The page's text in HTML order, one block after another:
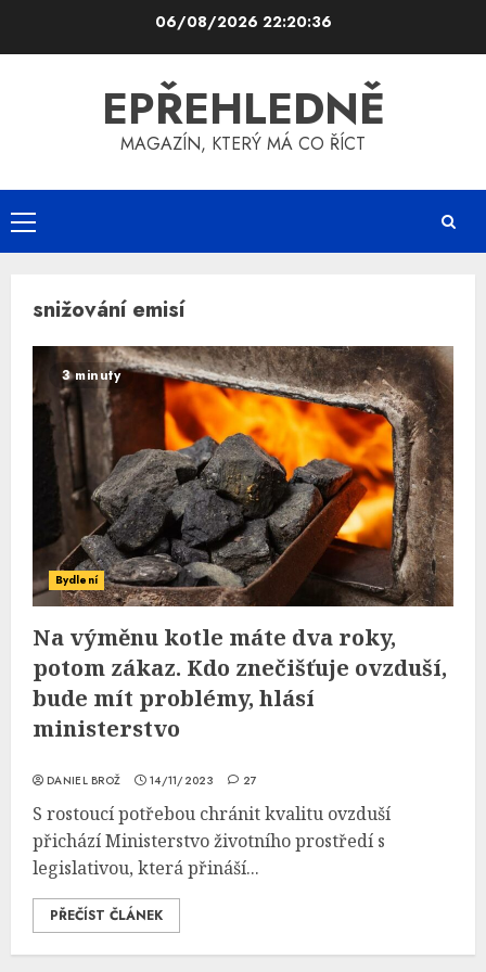
06/08/2026 22:20:36
EPŘEHLEDNĚ
MAGAZÍN, KTERÝ MÁ CO ŘÍCT
Primary
Menu
snižování emisí
3 minuty
Bydlení
Na výměnu kotle máte dva roky,
potom zákaz. Kdo znečišťuje ovzduší,
bude mít problémy, hlásí
ministerstvo
DANIEL BROŽ 14/11/2023 27
S rostoucí potřebou chránit kvalitu ovzduší
přichází Ministerstvo životního prostředí s
legislativou, která přináší...
PŘEČÍST ČLÁNEK